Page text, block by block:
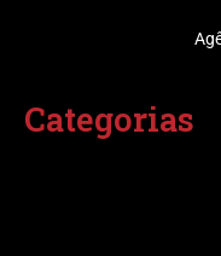
Categorias